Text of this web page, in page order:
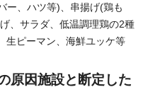
ー、ハツ等)、串揚げ(鶏も
、サラダ、低温調理鶏の2種
生ピーマン、海鮮ユッケ等
原因施設と断定した